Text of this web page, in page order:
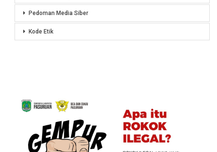
Pedoman Media Siber
Kode Etik